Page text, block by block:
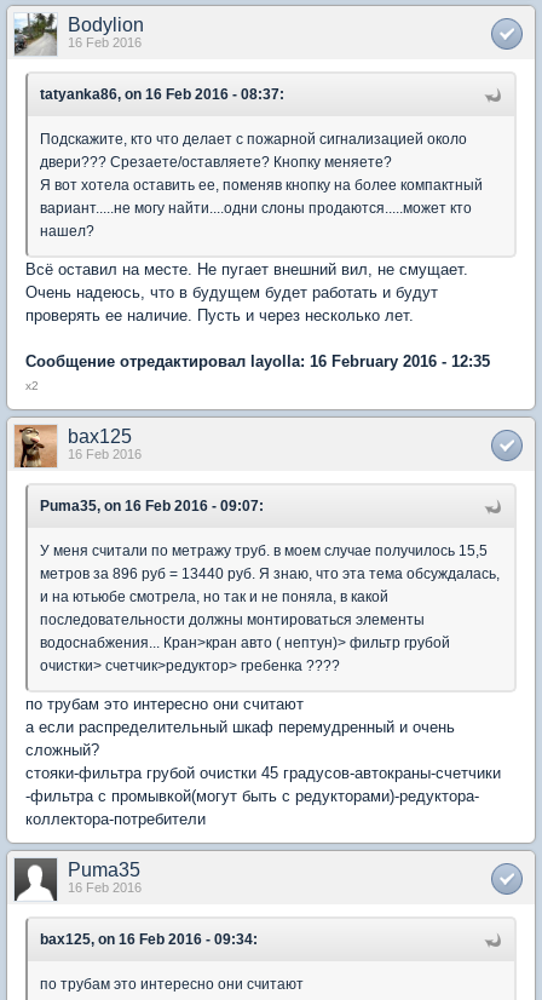
Bodylion
16 Feb 2016
tatyanka86, on 16 Feb 2016 - 08:37:
Подскажите, кто что делает с пожарной сигнализацией около
двери??? Срезаете/оставляете? Кнопку меняете?
Я вот хотела оставить ее, поменяв кнопку на более компактный
вариант.....не могу найти....одни слоны продаются.....может кто
нашел?
Всё оставил на месте. Не пугает внешний вил, не смущает.
Очень надеюсь, что в будущем будет работать и будут
проверять ее наличие. Пусть и через несколько лет.
Сообщение отредактировал layolla: 16 February 2016 - 12:35
x2
bax125
16 Feb 2016
Puma35, on 16 Feb 2016 - 09:07:
У меня считали по метражу труб. в моем случае получилось 15,5
метров за 896 руб = 13440 руб. Я знаю, что эта тема обсуждалась,
и на ютьюбе смотрела, но так и не поняла, в какой
последовательности должны монтироваться элементы
водоснабжения... Кран>кран авто ( нептун)> фильтр грубой
очистки> счетчик>редуктор> гребенка ????
по трубам это интересно они считают
а если распределительный шкаф перемудренный и очень
сложный?
стояки-фильтра грубой очистки 45 градусов-автокраны-счетчики
-фильтра с промывкой(могут быть с редукторами)-редуктора-
коллектора-потребители
Puma35
16 Feb 2016
bax125, on 16 Feb 2016 - 09:34:
по трубам это интересно они считают